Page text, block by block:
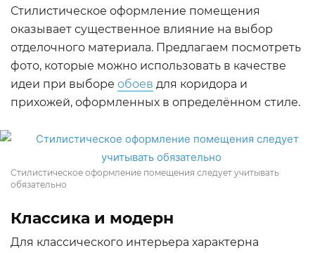
Стилистическое оформление помещения
оказывает существенное влияние на выбор
отделочного материала. Предлагаем посмотреть
фото, которые можно использовать в качестве
идеи при выборе обоев для коридора и
прихожей, оформленных в определённом стиле.
Стилистическое оформление помещения следует учитывать
обязательно
Классика и модерн
Для классического интерьера характерна